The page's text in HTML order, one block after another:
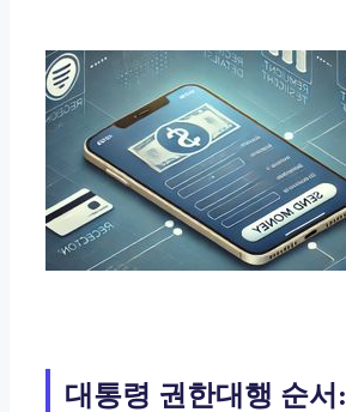
대통령 권한대행 순서: